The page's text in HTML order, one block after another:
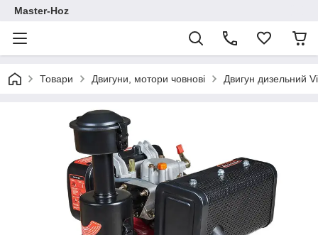
Master-Hoz
Товари Двигуни, мотори човнові Двигун дизельний